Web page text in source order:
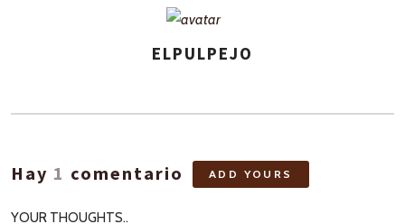
ELPULPEJO
Hay 1 comentario ADD YOURS